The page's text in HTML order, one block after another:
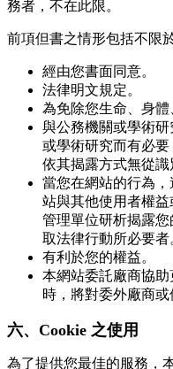
務者，不在此限。
前項但書之情形包括不限
經由您書面同意。
法律明文規定。
為免除您生命、身體
與公務機關或學術
或學術研究而有必
依其揭露方式無從識
當您在網站的行為
站與其他使用者權
管理單位研析揭露
取法律行動所必要者
有利於您的權益。
本網站委託廠商協
時，將對委外廠商或
六、Cookie 之使用
為了提供您最佳的服務，